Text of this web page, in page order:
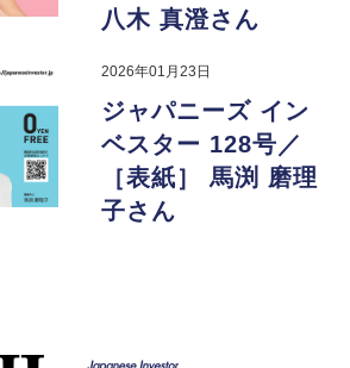
八木 真澄さん
2026年01月23日
ジャパニーズ イン
ベスター 128号／
［表紙］ 馬渕 磨理
子さん